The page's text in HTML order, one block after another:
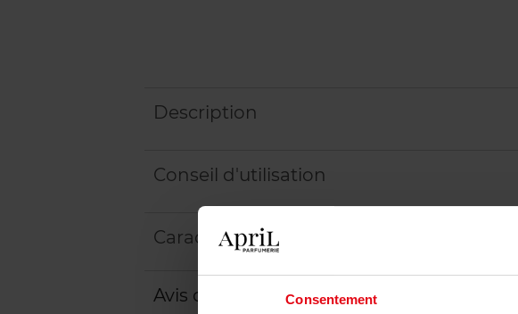
Consentement
Description
Conseil d'utilisation
Caractéristiques
Avis client Politique relative aux avis des clients